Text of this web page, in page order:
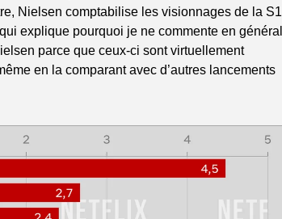
Nielsen comptabilise les visionnages de la S1
explique pourquoi je ne commente en général
parce que ceux-ci sont virtuellement
en la comparant avec d’autres lancements